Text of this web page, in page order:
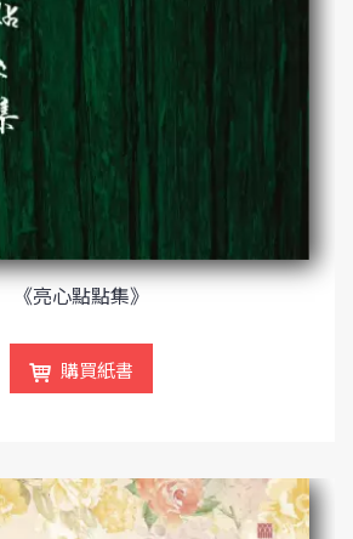
《亮心點點集》
購買紙書